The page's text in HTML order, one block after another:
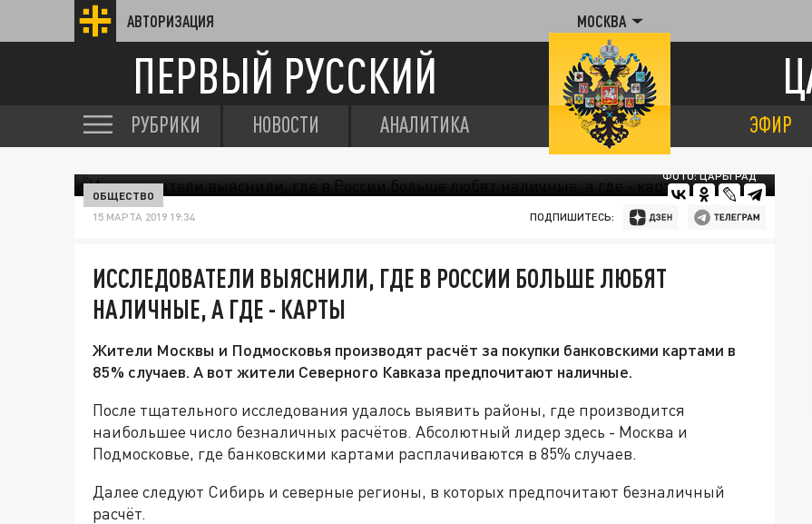
АВТОРИЗАЦИЯ МОСКВА
ПЕРВЫЙ РУССКИЙ
РУБРИКИ НОВОСТИ АНАЛИТИКА ЭФИР
ФОТО: ЦАРЬГРАД
ОБЩЕСТВО
15 МАРТА 2019 19:34 ПОДПИШИТЕСЬ:
ИССЛЕДОВАТЕЛИ ВЫЯСНИЛИ, ГДЕ В РОССИИ БОЛЬШЕ ЛЮБЯТ
НАЛИЧНЫЕ, А ГДЕ - КАРТЫ
Жители Москвы и Подмосковья производят расчёт за покупки банковскими картами в
85% случаев. А вот жители Северного Кавказа предпочитают наличные.
После тщательного исследования удалось выявить районы, где производится
наибольшее число безналичных расчётов. Абсолютный лидер здесь - Москва и
Подмосковье, где банковскими картами расплачиваются в 85% случаев.
Далее следуют Сибирь и северные регионы, в которых предпочитают безналичный
расчёт.